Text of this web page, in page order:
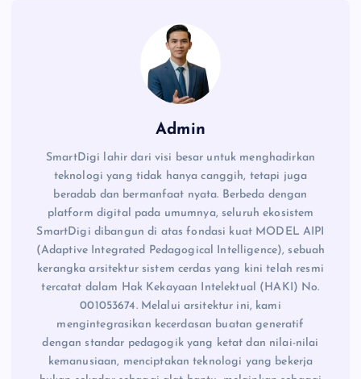
Admin
SmartDigi lahir dari visi besar untuk menghadirkan
teknologi yang tidak hanya canggih, tetapi juga
beradab dan bermanfaat nyata. Berbeda dengan
platform digital pada umumnya, seluruh ekosistem
SmartDigi dibangun di atas fondasi kuat MODEL AIPI
(Adaptive Integrated Pedagogical Intelligence), sebuah
kerangka arsitektur sistem cerdas yang kini telah resmi
tercatat dalam Hak Kekayaan Intelektual (HAKI) No.
001053674. Melalui arsitektur ini, kami
mengintegrasikan kecerdasan buatan generatif
dengan standar pedagogik yang ketat dan nilai-nilai
kemanusiaan, menciptakan teknologi yang bekerja